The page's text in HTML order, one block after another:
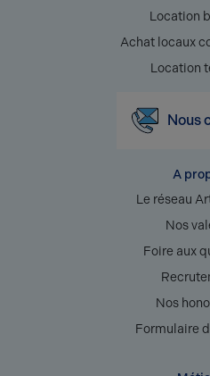
Location
Achat locaux
Location
Nous
A
Le réseau
Nos
Foire aux
Nos
Formulaire